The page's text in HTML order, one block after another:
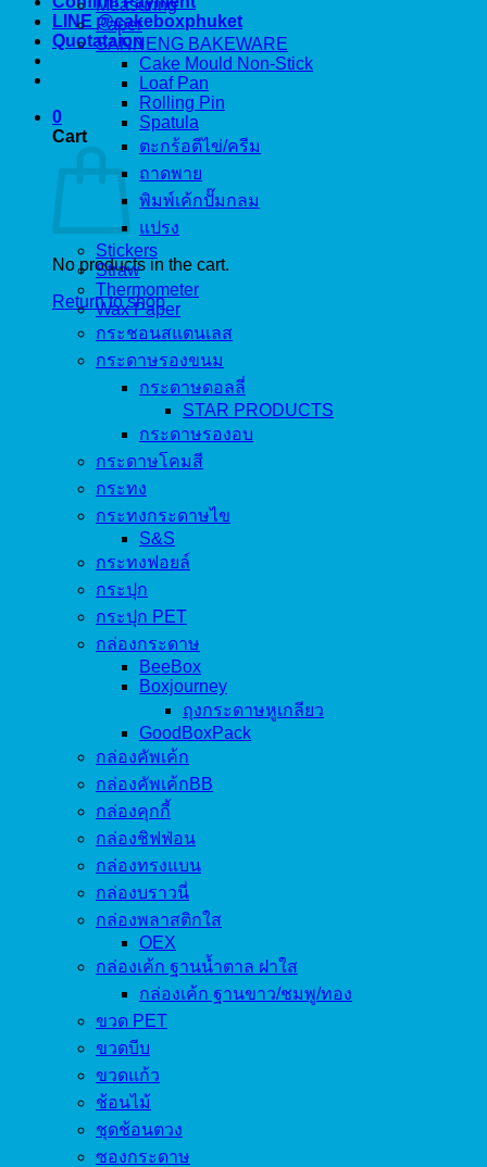
LINE @cakeboxphuket
Quotataion
0
Cart
No products in the cart.
Return to shop
Measuring
Paper
SANNENG BAKEWARE
Cake Mould Non-Stick
Loaf Pan
Rolling Pin
Spatula
ตะกร้อตีไข่/ครีม
ถาดพาย
พิมพ์เค้กปั๊มกลม
แปรง
Stickers
Straw
Thermometer
Wax Paper
กระชอนสแตนเลส
กระดาษรองขนม
กระดาษดอลลี่
STAR PRODUCTS
กระดาษรองอบ
กระดาษโคมสี
กระทง
กระทงกระดาษไข
S&S
กระทงฟอยล์
กระปุก
กระปุก PET
กล่องกระดาษ
BeeBox
Boxjourney
ถุงกระดาษหูเกลียว
GoodBoxPack
กล่องคัพเค้ก
กล่องคัพเค้กBB
กล่องคุกกี้
กล่องชิฟฟ่อน
กล่องทรงแบน
กล่องบราวนี่
กล่องพลาสติกใส
OEX
กล่องเค้ก ฐานน้ำตาล ฝาใส
กล่องเค้ก ฐานขาว/ชมพู/ทอง
ขวด PET
ขวดบีบ
ขวดแก้ว
ช้อนไม้
ชุดช้อนตวง
ซองกระดาษ